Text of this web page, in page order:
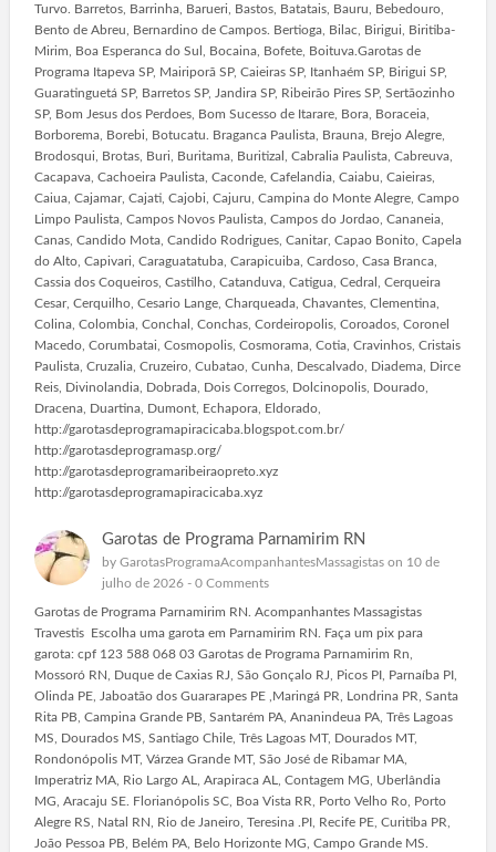
Turvo. Barretos, Barrinha, Barueri, Bastos, Batatais, Bauru, Bebedouro,
Bento de Abreu, Bernardino de Campos. Bertioga, Bilac, Birigui, Biritiba-
Mirim, Boa Esperanca do Sul, Bocaina, Bofete, Boituva.Garotas de
Programa Itapeva SP, Mairiporã SP, Caieiras SP, Itanhaém SP, Birigui SP,
Guaratinguetá SP, Barretos SP, Jandira SP, Ribeirão Pires SP, Sertãozinho
SP, Bom Jesus dos Perdoes, Bom Sucesso de Itarare, Bora, Boraceia,
Borborema, Borebi, Botucatu. Braganca Paulista, Brauna, Brejo Alegre,
Brodosqui, Brotas, Buri, Buritama, Buritizal, Cabralia Paulista, Cabreuva,
Cacapava, Cachoeira Paulista, Caconde, Cafelandia, Caiabu, Caieiras,
Caiua, Cajamar, Cajati, Cajobi, Cajuru, Campina do Monte Alegre, Campo
Limpo Paulista, Campos Novos Paulista, Campos do Jordao, Cananeia,
Canas, Candido Mota, Candido Rodrigues, Canitar, Capao Bonito, Capela
do Alto, Capivari, Caraguatatuba, Carapicuiba, Cardoso, Casa Branca,
Cassia dos Coqueiros, Castilho, Catanduva, Catigua, Cedral, Cerqueira
Cesar, Cerquilho, Cesario Lange, Charqueada, Chavantes, Clementina,
Colina, Colombia, Conchal, Conchas, Cordeiropolis, Coroados, Coronel
Macedo, Corumbatai, Cosmopolis, Cosmorama, Cotia, Cravinhos, Cristais
Paulista, Cruzalia, Cruzeiro, Cubatao, Cunha, Descalvado, Diadema, Dirce
Reis, Divinolandia, Dobrada, Dois Corregos, Dolcinopolis, Dourado,
Dracena, Duartina, Dumont, Echapora, Eldorado,
http://garotasdeprogramapiracicaba.blogspot.com.br/
http://garotasdeprogramasp.org/
http://garotasdeprogramaribeiraopreto.xyz
http://garotasdeprogramapiracicaba.xyz
Garotas de Programa Parnamirim RN
by GarotasProgramaAcompanhantesMassagistason 10 de
julho de 2026 - 0 Comments
Garotas de Programa Parnamirim RN. Acompanhantes Massagistas
Travestis Escolha uma garota em Parnamirim RN. Faça um pix para
garota: cpf 123 588 068 03 Garotas de Programa Parnamirim Rn,
Mossoró RN, Duque de Caxias RJ, São Gonçalo RJ, Picos PI, Parnaíba PI,
Olinda PE, Jaboatão dos Guararapes PE ,Maringá PR, Londrina PR, Santa
Rita PB, Campina Grande PB, Santarém PA, Ananindeua PA, Três Lagoas
MS, Dourados MS, Santiago Chile, Três Lagoas MT, Dourados MT,
Rondonópolis MT, Várzea Grande MT, São José de Ribamar MA,
Imperatriz MA, Rio Largo AL, Arapiraca AL, Contagem MG, Uberlândia
MG, Aracaju SE. Florianópolis SC, Boa Vista RR, Porto Velho Ro, Porto
Alegre RS, Natal RN, Rio de Janeiro, Teresina .PI, Recife PE, Curitiba PR,
João Pessoa PB, Belém PA, Belo Horizonte MG, Campo Grande MS.